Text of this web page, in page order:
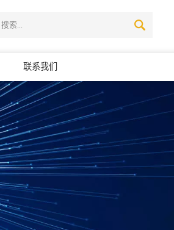
简体中文
English
联系我们